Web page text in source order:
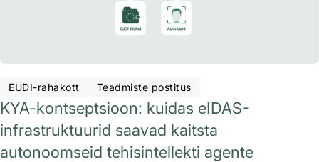
EUDI-rahakott Teadmiste postitus
KYA-kontseptsioon: kuidas eIDAS-
infrastruktuurid saavad kaitsta
autonoomseid tehisintellekti agente